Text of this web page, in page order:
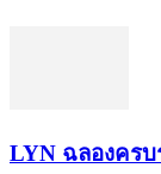
LYN ฉลองคร